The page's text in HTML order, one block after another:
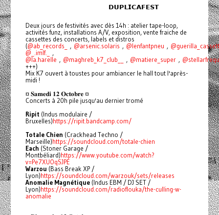
𝗗𝗨𝗣𝗟𝗜𝗖𝗔𝗙𝗘𝗦𝗧
Deux jours de festivités avec dès 14h : atelier tape-loop,
activités funz, installations A/V, exposition, vente fraiche de
cassettes des concerts, labels et distros
(@ab_records_ , @arsenic.solaris , @lenfantpneu ,
@_.imlf._
,
@la.harelle , @maghreb_k7_club__ , @matiere_super,
+++)
Mix K7 ouvert à toustes pour ambiancer le hall tout l'après-
midi !
¤ 𝐒𝐚𝐦𝐞𝐝𝐢 𝟏𝟐 𝐎𝐜𝐭𝐨𝐛𝐫𝐞 ¤
Concerts à 20h pile jusqu'au dernier tromé
Ripit (Indus modulaire /
Bruxelles)https://ripit.bandcamp.com/
Totale Chien (Crackhead Techno /
Marseille)https://soundcloud.com/totale-chien
Each (Stoner Garage /
Montbéliard)https://www.youtube.com/watch?
v=Pe7XUOqSJPE
Warzou (Bass Break XP /
Lyon)https://soundcloud.com/warzouk/sets/releases
Anomalie Magnétique(Indus EBM / DJ SET /
Lyon)https://soundcloud.com/radioflouka/the-culling-w-
anomalie